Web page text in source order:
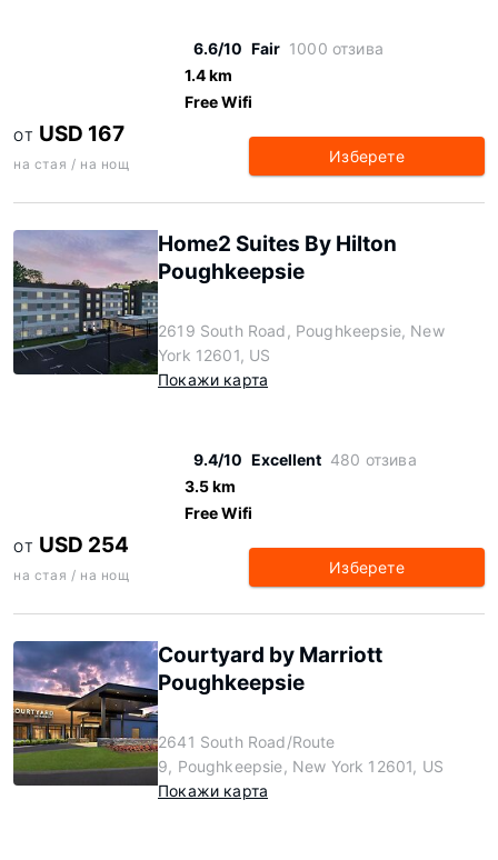
6.6/10 Fair 1000 отзива
1.4 km
Free Wifi
ОТ USD 167
на стая / на нощ Изберете
Home2 Suites By Hilton
Poughkeepsie
2619 South Road, Poughkeepsie, New
York 12601, US
Покажи карта
9.4/10 Excellent 480 отзива
3.5 km
Free Wifi
ОТ USD 254
на стая / на нощ Изберете
Courtyard by Marriott
Poughkeepsie
2641 South Road/Route
9, Poughkeepsie, New York 12601, US
Покажи карта